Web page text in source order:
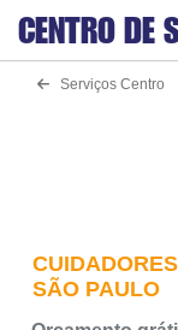
CENTRO DE
Serviços Centro
SÃO PAULO